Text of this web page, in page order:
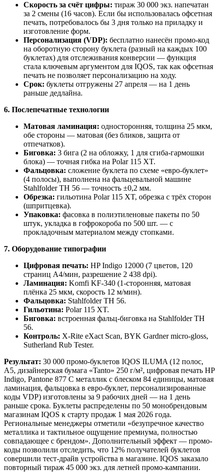
Скорость за счёт цифры: тираж 30 000 экз. напечатан
за 2 смены (16 часов). Если бы использовалась офсетная
печать, потребовалось бы 3 дня только на приладку и
изготовление форм.
Персонализация (VDP): бесплатно нанесён промо-код
на оборотную сторону буклета (разный на каждых 100
буклетах) для отслеживания конверсии — функция
стала ключевым аргументом для IQOS, так как офсетная
печать не позволяет персонализацию на ходу.
Срок: буклеты отгружены 27 апреля — на 1 день
раньше дедлайна.
6. Послепечатные технологии
Матовая ламинация: односторонняя, толщина 25 мкм,
обе стороны — матовая (без бликов, защита от
отпечатков).
Биговка: 3 бига (2 на обложку, 1 для сгиба-гармошки
блока) — точная гибка на Polar 115 XT.
Фальцовка: сложение буклета по схеме «евро-буклет»
(4 полосы), выполнена на фальцевальной машине
Stahlfolder TH 56 — точность ±0,2 мм.
Обрезка: гильотина Polar 115 XT, обрезка с трёх сторон
(шпритцевка).
Упаковка: фасовка в полиэтиленовые пакеты по 50
штук, укладка в гофрокороба по 500 шт. — с
прокладочным материалом между стопками.
7. Оборудование типографии
Цифровая печать: HP Indigo 12000 (7 цветов, 120
страниц А4/мин, разрешение 2 438 dpi).
Ламинация: Komfi KF-340 (1-сторонняя, матовая
плёнка 25 мкм, скорость 12 м/мин).
Фальцовка: Stahlfolder TH 56.
Гильотина: Polar 115 XT.
Биговка: встроенная фальц-биговка на Stahlfolder TH
56.
Контроль: X-Rite eXact Scan, BYK Gardner micro-gloss,
Sutherland Rub Tester.
Результат: 30 000 промо-буклетов IQOS ILUMA (12 полос,
А5, дизайнерская бумага «Tanto» 250 г/м², цифровая печать HP
Indigo, Pantone 877 C металлик с блеском 84 единицы, матовая
ламинация, фальцовка в евро-буклет, персонализированные
коды VDP) изготовлены за 9 рабочих дней — на 1 день
раньше срока. Буклеты распределены по 50 монобрендовым
магазинам IQOS к старту продаж 1 мая 2026 года.
Региональные менеджеры отметили «безупречное качество
металлика и тактильное ощущение премиума, полностью
совпадающее с брендом». Дополнительный эффект — промо-
коды позволили отследить, что 12% получателей буклетов
совершили тест-драйв устройства в магазине. IQOS заказало
повторный тираж 45 000 экз. для летней промо-кампании.